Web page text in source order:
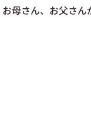
母さん、お父さ